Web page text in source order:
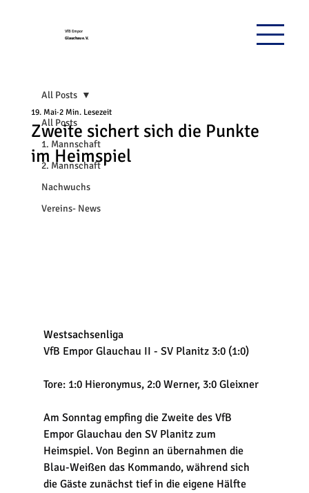
VfB Empor
Glauchau e.V.
All Posts
1. Mannschaft
2. Mannschaft
Nachwuchs
Vereins- News
All Posts
Zweite sichert sich die Punkte
im Heimspiel
19. Mai 2 Min. Lesezeit
Westsachsenliga
VfB Empor Glauchau II - SV Planitz 3:0 (1:0)
Tore: 1:0 Hieronymus, 2:0 Werner, 3:0 Gleixner
Am Sonntag empfing die Zweite des VfB
Empor Glauchau den SV Planitz zum
Heimspiel. Von Beginn an übernahmen die
Blau-Weißen das Kommando, während sich
die Gäste zunächst tief in die eigene Hälfte